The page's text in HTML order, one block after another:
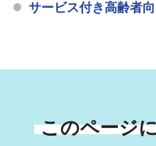
サービス付き高齢者
このページ